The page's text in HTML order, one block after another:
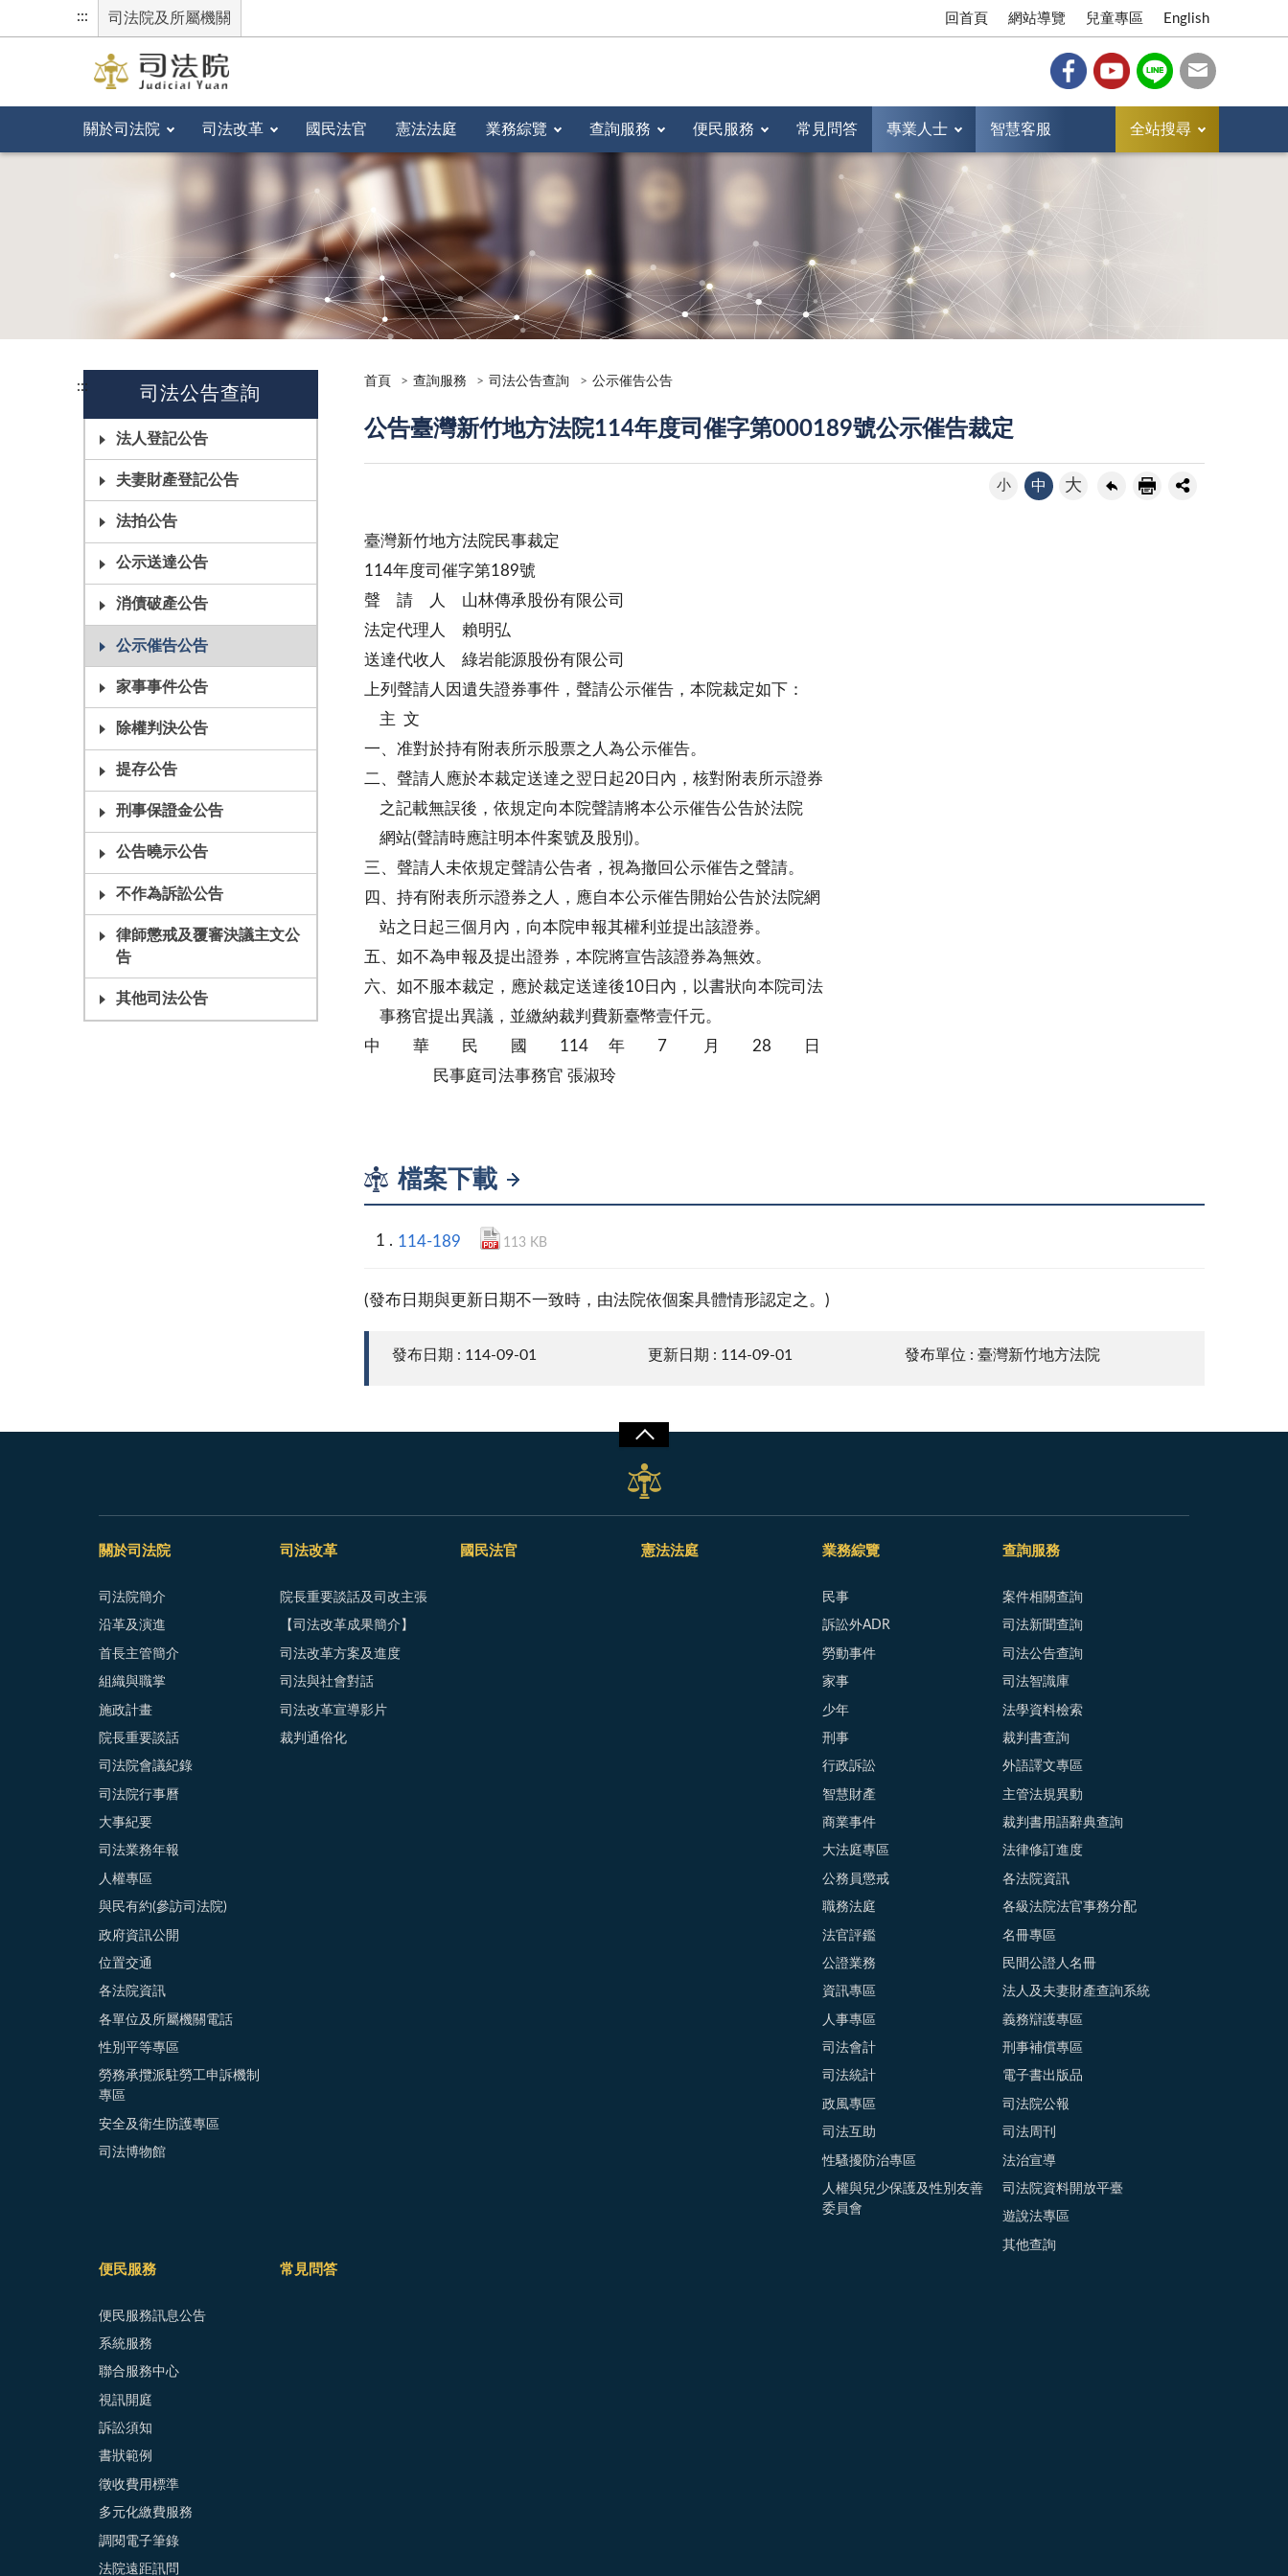
::: 司法院及所屬機關 回首頁 網站導覽 兒童專區 English
關於司法院 司法改革 國民法官 憲法法庭 業務綜覽 查詢服務 便民服務 常見問答 專業人士 智慧客服 全站搜尋
::: 司法公告查詢
法人登記公告
夫妻財產登記公告
法拍公告
公示送達公告
消債破產公告
公示催告公告
家事事件公告
除權判決公告
提存公告
刑事保證金公告
公告曉示公告
不作為訴訟公告
律師懲戒及覆審決議主文公
告
其他司法公告
首頁 查詢服務 司法公告查詢 公示催告公告
公告臺灣新竹地方法院114年度司催字第000189號公示催告裁定
小 中 大
臺灣新竹地方法院民事裁定
114年度司催字第189號
聲 請 人 山林傳承股份有限公司
法定代理人 賴明弘
送達代收人 綠岩能源股份有限公司
上列聲請人因遺失證券事件，聲請公示催告，本院裁定如下：
主 文
一、准對於持有附表所示股票之人為公示催告。
二、聲請人應於本裁定送達之翌日起20日內，核對附表所示證券
之記載無誤後，依規定向本院聲請將本公示催告公告於法院
網站(聲請時應註明本件案號及股別)。
三、聲請人未依規定聲請公告者，視為撤回公示催告之聲請。
四、持有附表所示證券之人，應自本公示催告開始公告於法院網
站之日起三個月內，向本院申報其權利並提出該證券。
五、如不為申報及提出證券，本院將宣告該證券為無效。
六、如不服本裁定，應於裁定送達後10日內，以書狀向本院司法
事務官提出異議，並繳納裁判費新臺幣壹仟元。
中 華 民 國 114 年 7 月 28 日
民事庭司法事務官 張淑玲
檔案下載
114-189 113 KB
(發布日期與更新日期不一致時，由法院依個案具體情形認定之。)
發布日期 : 114-09-01 更新日期 : 114-09-01 發布單位 : 臺灣新竹地方法院
關於司法院
司法院簡介
沿革及演進
首長主管簡介
組織與職掌
施政計畫
院長重要談話
司法院會議紀錄
司法院行事曆
大事紀要
司法業務年報
人權專區
與民有約(參訪司法院)
政府資訊公開
位置交通
各法院資訊
各單位及所屬機關電話
性別平等專區
勞務承攬派駐勞工申訴機制
專區
安全及衛生防護專區
司法博物館
司法改革
院長重要談話及司改主張
【司法改革成果簡介】
司法改革方案及進度
司法與社會對話
司法改革宣導影片
裁判通俗化
國民法官 憲法法庭 業務綜覽
民事
訴訟外ADR
勞動事件
家事
少年
刑事
行政訴訟
智慧財產
商業事件
大法庭專區
公務員懲戒
職務法庭
法官評鑑
公證業務
資訊專區
人事專區
司法會計
司法統計
政風專區
司法互助
性騷擾防治專區
人權與兒少保護及性別友善
委員會
查詢服務
案件相關查詢
司法新聞查詢
司法公告查詢
司法智識庫
法學資料檢索
裁判書查詢
外語譯文專區
主管法規異動
裁判書用語辭典查詢
法律修訂進度
各法院資訊
各級法院法官事務分配
名冊專區
民間公證人名冊
法人及夫妻財產查詢系統
義務辯護專區
刑事補償專區
電子書出版品
司法院公報
司法周刊
法治宣導
司法院資料開放平臺
遊說法專區
其他查詢
便民服務
便民服務訊息公告
系統服務
聯合服務中心
視訊開庭
訴訟須知
書狀範例
徵收費用標準
多元化繳費服務
調閱電子筆錄
法院遠距訊問
常見問答